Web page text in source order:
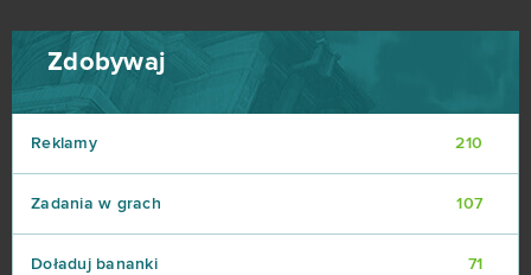
Zdobywaj
Reklamy 210
Zadania w grach 107
Doładuj bananki 71